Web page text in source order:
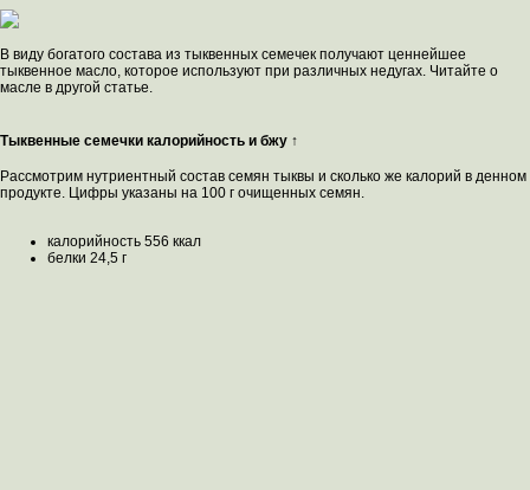
В виду богатого состава из тыквенных семечек получают ценнейшее
тыквенное масло, которое используют при различных недугах. Читайте о
масле в другой статье.
Тыквенные семечки калорийность и бжу ↑
Рассмотрим нутриентный состав семян тыквы и сколько же калорий в денном
продукте. Цифры указаны на 100 г очищенных семян.
калорийность 556 ккал
белки 24,5 г